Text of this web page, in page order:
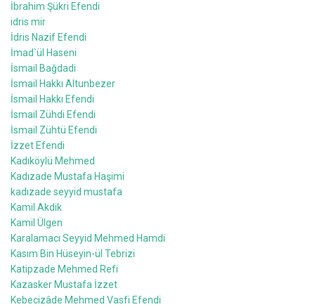
İbrahim Şükri Efendi
idris mir
İdris Nazif Efendi
İmad`ül Haseni
İsmail Bağdadi
İsmail Hakkı Altunbezer
İsmail Hakkı Efendi
İsmail Zühdi Efendi
İsmail Zühtü Efendi
İzzet Efendi
Kadıköylü Mehmed
Kadızade Mustafa Haşimi
kadızade seyyid mustafa
Kamil Akdik
Kamil Ülgen
Karalamacı Seyyid Mehmed Hamdi
Kasım Bin Hüseyin-ül Tebrizi
Katipzade Mehmed Refi
Kazasker Mustafa İzzet
Kebecizâde Mehmed Vasfi Efendi